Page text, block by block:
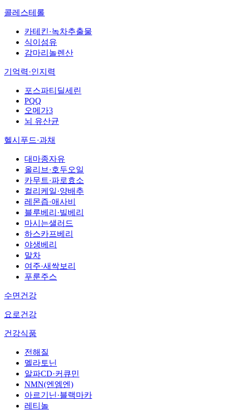
콜레스테롤
카테킨·녹차추출물
식이섬유
감마리놀렌산
기억력·인지력
포스파티딜세린
PQQ
오메가3
뇌 유산균
헬시푸드·과채
대마종자유
올리브·호두오일
카무트·파로효소
컬리케일·양배추
레몬즙·애사비
블루베리·빌베리
마시는샐러드
하스카프베리
야생베리
말차
여주·새싹보리
푸룬주스
수면건강
요로건강
건강식품
전해질
멜라토닌
알파CD·커큐민
NMN(엔엠엔)
아르기닌·블랙마카
레티놀